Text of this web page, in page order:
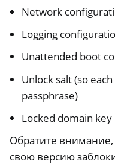
Network
Logging
Unattended boot
Unlock salt (so
passphrase)
Locked domain key
Обратите
свою версию